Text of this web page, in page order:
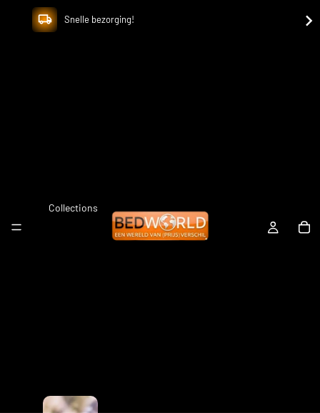
Snelle bezorging!
Collections